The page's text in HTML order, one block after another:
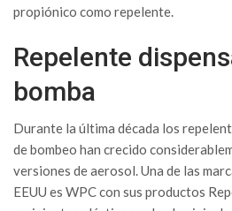
propiónico como repelente.
Repelente
bomba
Durante la última década los
de bombeo han crecido
versiones de aerosol. Una de las
EEUU es WPC con sus productos